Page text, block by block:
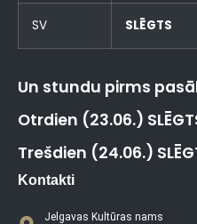
SV SLĒGTS
Un stundu pirms
Otrdien (23.06.)
Trešdien (24.06.)
Kontakti
Jelgavas Kultūras nams